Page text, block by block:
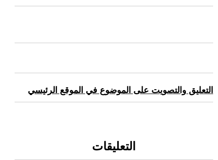
التعليق والتصويت على الموضوع في الموقع الرئيسي
التعليقات